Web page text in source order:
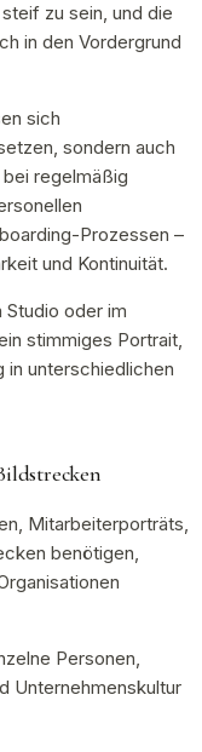
zu sein, und die
in den Vordergrund
sich
sondern auch
regelmäßig
Prozessen –
und Kontinuität.
Studio oder im
stimmiges Portrait,
in unterschiedlichen
Mitarbeiterporträts,
benötigen,
Personen,
Unternehmenskultur